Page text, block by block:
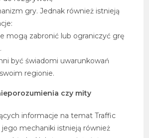
gry. Jednak również istnieją
mogą zabronić lub ograniczyć grę
być świadomi uwarunkowań
regionie.
czy mity
informacje na temat Traffic
jego mechaniki istnieją również